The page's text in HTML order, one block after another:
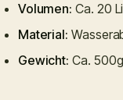
Volumen: Ca. 20
Material:
Gewicht: Ca. 500g